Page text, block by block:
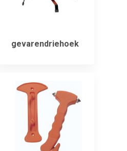
gevarendriehoek